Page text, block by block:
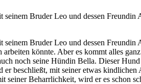
Bruder Leo und dessen
Bruder Leo und dessen
könnte. Aber es kommt alles
noch seine Hündin Bella. Dieser
beschließt, mit seiner etwas
seiner Beharrlichkeit, wird er es schon